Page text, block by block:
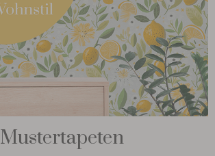
Mustertapeten